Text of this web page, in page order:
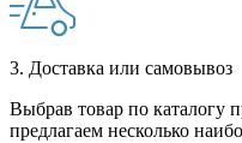
3. Доставка или самовывоз
Выбрав товар по каталогу
предлагаем несколько